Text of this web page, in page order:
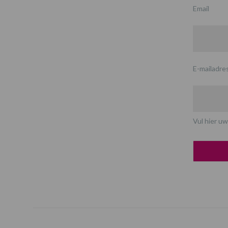
Email
E-
Vul hier